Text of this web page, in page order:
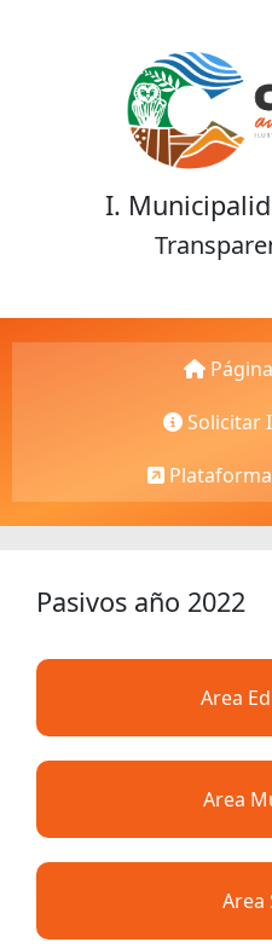
I.
Solicitar
Plataforma
Pasivos año 2022
Area
Area
Area